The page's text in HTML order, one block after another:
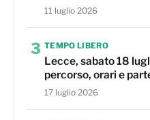
11 luglio 2026
3 TEMPO LIBERO
Lecce, sabato 18
percorso, orari e
17 luglio 2026